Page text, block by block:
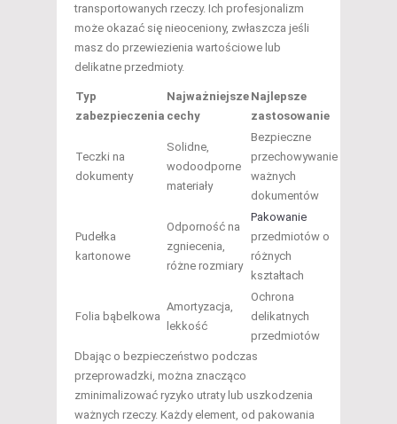
transportowanych rzeczy. Ich profesjonalizm
może okazać się nieoceniony, zwłaszcza jeśli
masz do przewiezienia wartościowe lub
delikatne przedmioty.
Typ
zabezpieczenia
Najważniejsze
cechy
Najlepsze
zastosowanie
Teczki na
dokumenty
Solidne,
wodoodporne
materiały
Bezpieczne
przechowywanie
ważnych
dokumentów
Pudełka
kartonowe
Odporność na
zgniecenia,
różne rozmiary
Pakowanie
przedmiotów o
różnych
kształtach
Folia bąbelkowa
Amortyzacja,
lekkość
Ochrona
delikatnych
przedmiotów
Dbając o bezpieczeństwo podczas
przeprowadzki, można znacząco
zminimalizować ryzyko utraty lub uszkodzenia
ważnych rzeczy. Każdy element, od pakowania